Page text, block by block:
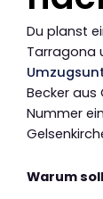
Du planst
Tarragona
Becker aus
Nummer
Warum